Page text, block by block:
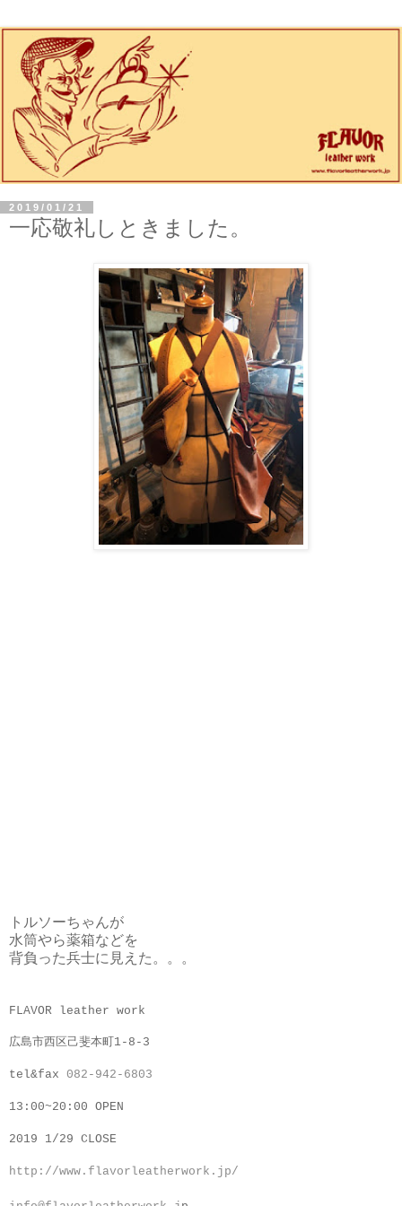
2019/01/21
一応敬礼しときました。
トルソーちゃんが
水筒やら薬箱などを
背負った兵士に見えた。。。
FLAVOR leather work
広島市西区己斐本町1-8-3
tel&fax 082-942-6803
13:00~20:00 OPEN
2019 1/29 CLOSE
http://www.flavorleatherwork.jp/